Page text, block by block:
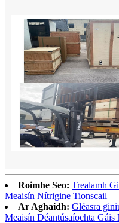
Roimhe Seo: Trealamh
Meaisín Nítrigine Tionscail
Ar Aghaidh: Gléasra
Meaisín Déantúsaíochta